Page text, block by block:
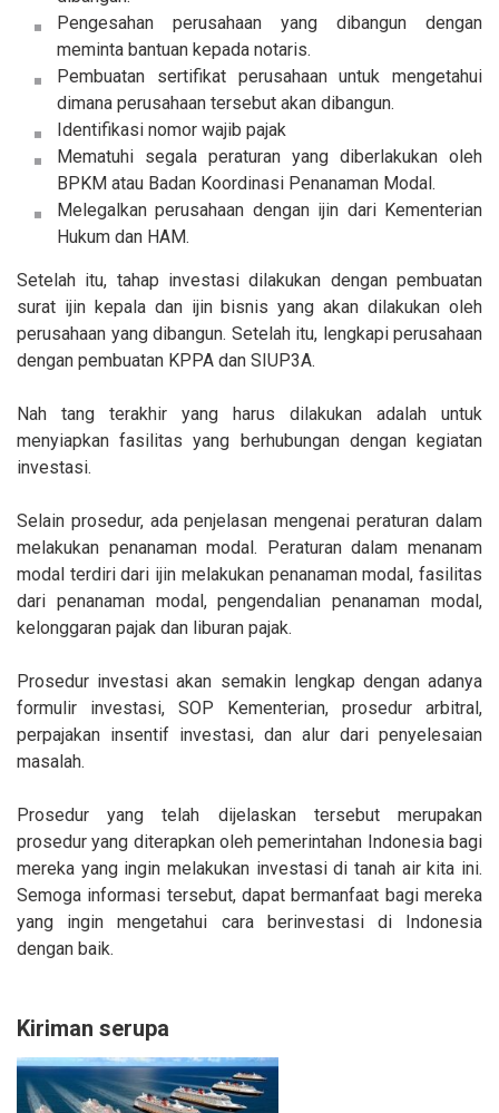
Pengesahan perusahaan yang dibangun dengan
meminta bantuan kepada notaris.
Pembuatan sertifikat perusahaan untuk mengetahui
dimana perusahaan tersebut akan dibangun.
Identifikasi nomor wajib pajak
Mematuhi segala peraturan yang diberlakukan oleh
BPKM atau Badan Koordinasi Penanaman Modal.
Melegalkan perusahaan dengan ijin dari Kementerian
Hukum dan HAM.
Setelah itu, tahap investasi dilakukan dengan pembuatan
surat ijin kepala dan ijin bisnis yang akan dilakukan oleh
perusahaan yang dibangun. Setelah itu, lengkapi perusahaan
dengan pembuatan KPPA dan SIUP3A.
Nah tang terakhir yang harus dilakukan adalah untuk
menyiapkan fasilitas yang berhubungan dengan kegiatan
investasi.
Selain prosedur, ada penjelasan mengenai peraturan dalam
melakukan penanaman modal. Peraturan dalam menanam
modal terdiri dari ijin melakukan penanaman modal, fasilitas
dari penanaman modal, pengendalian penanaman modal,
kelonggaran pajak dan liburan pajak.
Prosedur investasi akan semakin lengkap dengan adanya
formulir investasi, SOP Kementerian, prosedur arbitral,
perpajakan insentif investasi, dan alur dari penyelesaian
masalah.
Prosedur yang telah dijelaskan tersebut merupakan
prosedur yang diterapkan oleh pemerintahan Indonesia bagi
mereka yang ingin melakukan investasi di tanah air kita ini.
Semoga informasi tersebut, dapat bermanfaat bagi mereka
yang ingin mengetahui cara berinvestasi di Indonesia
dengan baik.
Kiriman serupa